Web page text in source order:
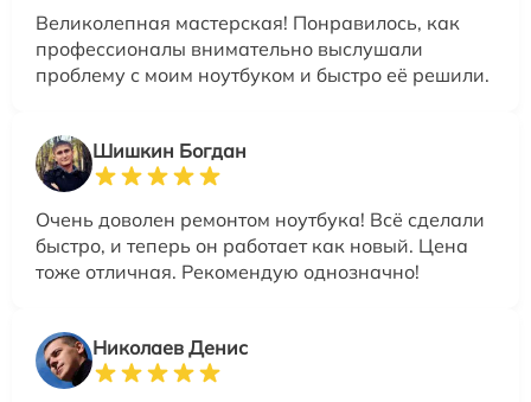
Великолепная мастерская! Понравилось, как
профессионалы внимательно выслушали
проблему с моим ноутбуком и быстро её решили.
Шишкин Богдан
Очень доволен ремонтом ноутбука! Всё сделали
быстро, и теперь он работает как новый. Цена
тоже отличная. Рекомендую однозначно!
Николаев Денис